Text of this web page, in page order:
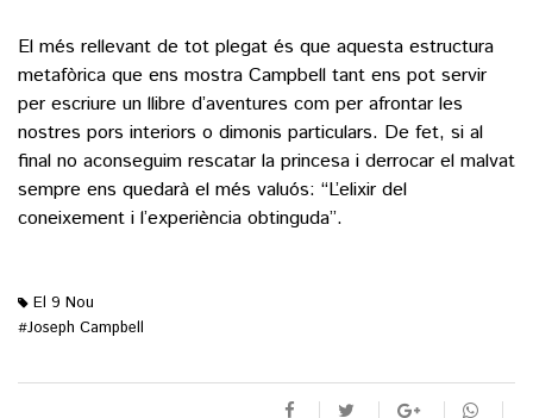
El més rellevant de tot plegat és que aquesta estructura
metafòrica que ens mostra Campbell tant ens pot servir
per escriure un llibre d’aventures com per afrontar les
nostres pors interiors o dimonis particulars. De fet, si al
final no aconseguim rescatar la princesa i derrocar el malvat
sempre ens quedarà el més valuós: “L’elixir del
coneixement i l’experiència obtinguda”.
El 9 Nou
#Joseph Campbell
M'agrada